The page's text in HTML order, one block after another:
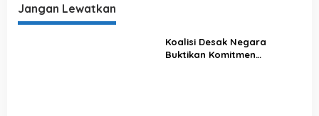
Jangan Lewatkan
Koalisi Desak Negara
Buktikan Komitmen